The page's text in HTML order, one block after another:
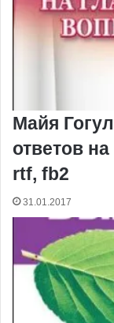
Майя
ответов
rtf, fb2
31.01.2017